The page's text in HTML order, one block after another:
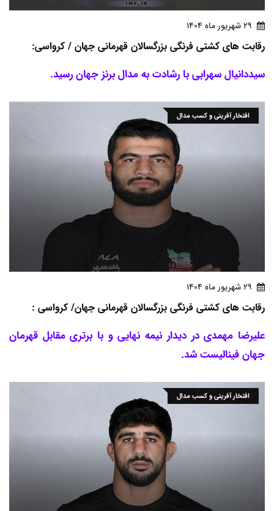
29 شهريور ماه 1404
رقابت های کشتی فرنگی بزرگسالان قهرمانی جهان / کرواسی:
سیددانیال سهرابی با رشادت به مدال برنز جهان رسید.
افتخار آفرینی و کسب مدال
29 شهريور ماه 1404
رقابت های کشتی فرنگی بزرگسالان قهرمانی جهان/ کرواسی :
علیرضا مهمدی در دیدار نیمه نهایی و با برتری مقابل قهرمان
جهان فینالیست شد.
افتخار آفرینی و کسب مدال